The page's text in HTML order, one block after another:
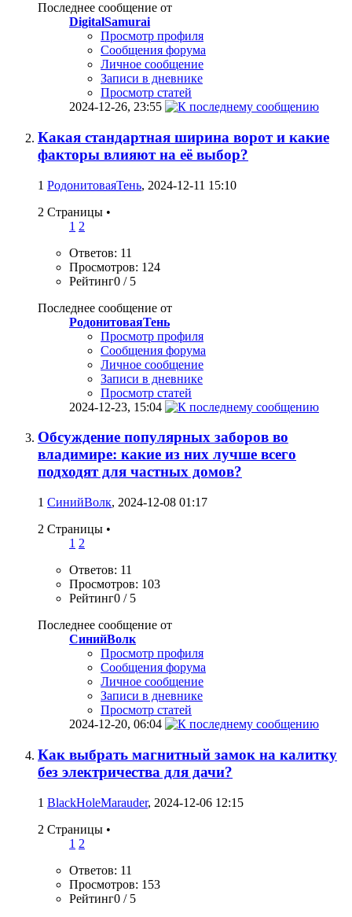
Последнее сообщение от
DigitalSamurai
Просмотр профиля
Сообщения форума
Личное сообщение
Записи в дневнике
Просмотр статей
2024-12-26, 23:55
Какая стандартная ширина ворот и какие
факторы влияют на её выбор?
1 РодонитоваяТень, 2024-12-11 15:10
2 Страницы •
1 2
Ответов: 11
Просмотров: 124
Рейтинг0 / 5
Последнее сообщение от
РодонитоваяТень
Просмотр профиля
Сообщения форума
Личное сообщение
Записи в дневнике
Просмотр статей
2024-12-23, 15:04
Обсуждение популярных заборов во
владимире: какие из них лучше всего
подходят для частных домов?
1 СинийВолк, 2024-12-08 01:17
2 Страницы •
1 2
Ответов: 11
Просмотров: 103
Рейтинг0 / 5
Последнее сообщение от
СинийВолк
Просмотр профиля
Сообщения форума
Личное сообщение
Записи в дневнике
Просмотр статей
2024-12-20, 06:04
Как выбрать магнитный замок на калитку
без электричества для дачи?
1 BlackHoleMarauder, 2024-12-06 12:15
2 Страницы •
1 2
Ответов: 11
Просмотров: 153
Рейтинг0 / 5